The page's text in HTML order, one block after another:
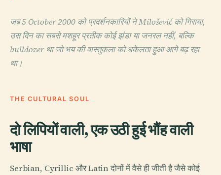
जब 5 October 2000 को प्रदर्शनकारियों ने Milošević को गिराया,
उस दिन का सबसे मशहूर प्रतीक कोई झंडा या जनरल नहीं, बल्कि
bulldozer था जो भय की वास्तुकला को धकेलता हुआ आगे बढ़ रहा
था।
THE CULTURAL SOUL
दो लिपियों वाली, एक उठी हुई भौंह वाली
भाषा
Serbian, Cyrillic और Latin दोनों में वैसे ही जीती है जैसे कोई